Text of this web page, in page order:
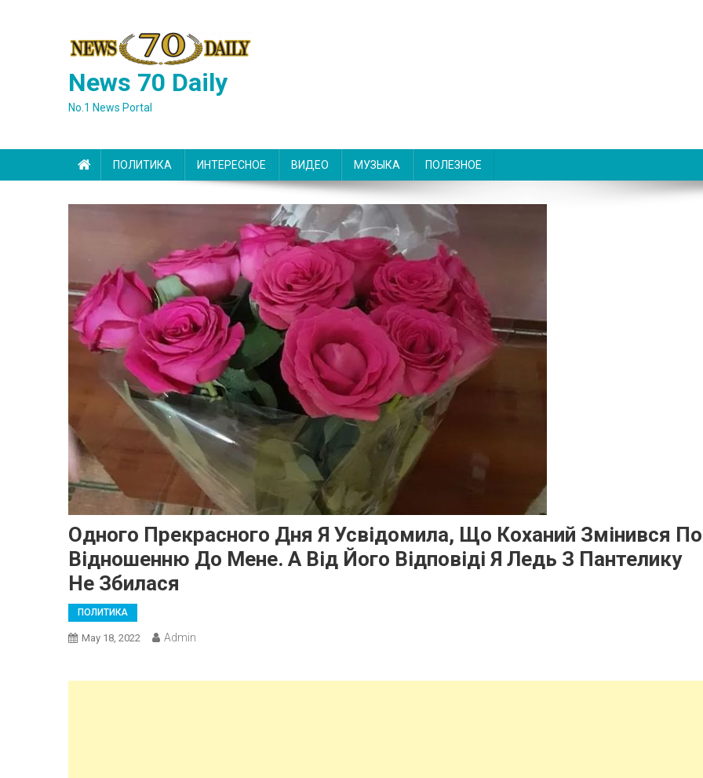
News 70 Daily
No.1 News Portal
ПОЛИТИКА ИНТЕРЕСНОЕ ВИДЕО МУЗЫКА ПОЛЕЗНОЕ
Одного Прекрасного Дня Я Усвідомила, Що Коханий Змінився По
Відношенню До Мене. А Від Його Відповіді Я Ледь З Пантелику
Не Збилася
ПОЛИТИКА
May 18, 2022 Admin